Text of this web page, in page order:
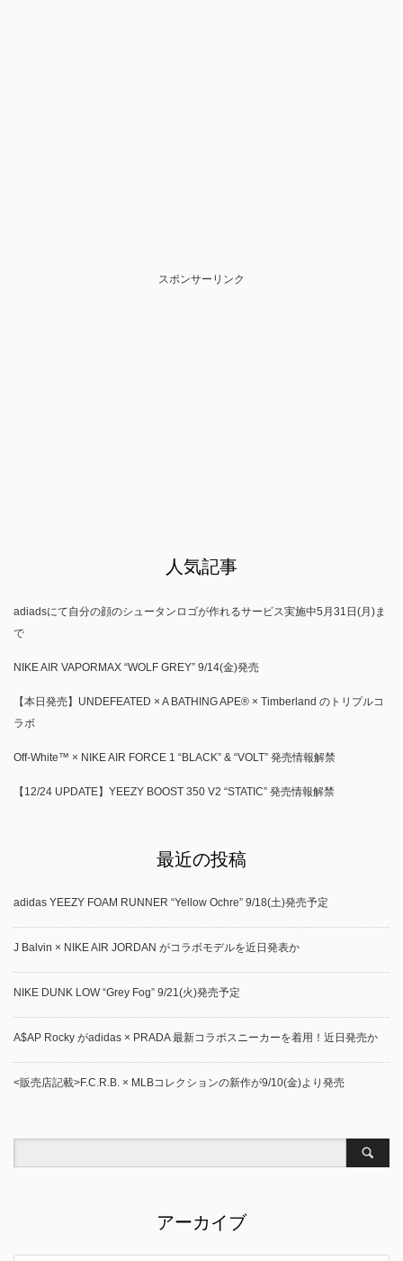
スポンサーリンク
人気記事
adiadsにて自分の顔のシュータンロゴが作れるサービス実施中5月31日(月)ま
で
NIKE AIR VAPORMAX “WOLF GREY” 9/14(金)発売
【本日発売】UNDEFEATED × A BATHING APE® × Timberland のトリプルコ
ラボ
Off-White™ × NIKE AIR FORCE 1 “BLACK” & “VOLT” 発売情報解禁
【12/24 UPDATE】YEEZY BOOST 350 V2 “STATIC” 発売情報解禁
最近の投稿
adidas YEEZY FOAM RUNNER “Yellow Ochre” 9/18(土)発売予定
J Balvin × NIKE AIR JORDAN がコラボモデルを近日発表か
NIKE DUNK LOW “Grey Fog” 9/21(火)発売予定
A$AP Rocky がadidas × PRADA 最新コラボスニーカーを着用！近日発売か
<販売店記載>F.C.R.B. × MLBコレクションの新作が9/10(金)より発売
アーカイブ